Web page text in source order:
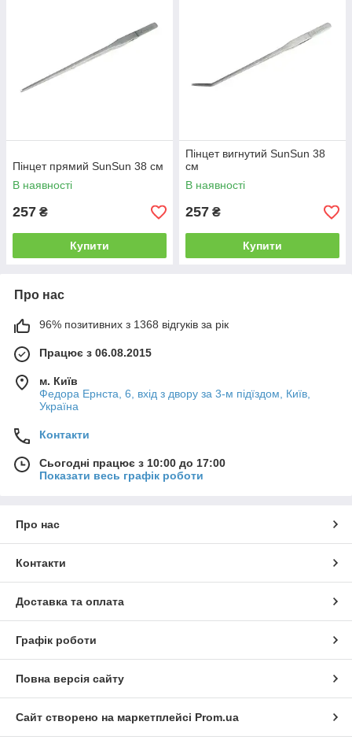
Пінцет прямий SunSun 38 см
В наявності
257 ₴
Купити
Пінцет вигнутий SunSun 38
см
В наявності
257 ₴
Купити
Про нас
96% позитивних з 1368 відгуків за рік
Працює з 06.08.2015
м. Київ
Федора Ернста, 6, вхід з двору за 3-м підїздом, Київ,
Україна
Контакти
Сьогодні працює з 10:00 до 17:00
Показати весь графік роботи
Про нас
Контакти
Доставка та оплата
Графік роботи
Повна версія сайту
Сайт створено на маркетплейсі Prom.ua